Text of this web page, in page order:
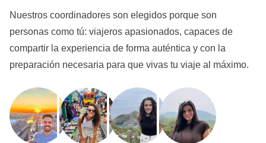
Nuestros coordinadores son elegidos porque son
personas como tú: viajeros apasionados, capaces de
compartir la experiencia de forma auténtica y con la
preparación necesaria para que vivas tu viaje al máximo.